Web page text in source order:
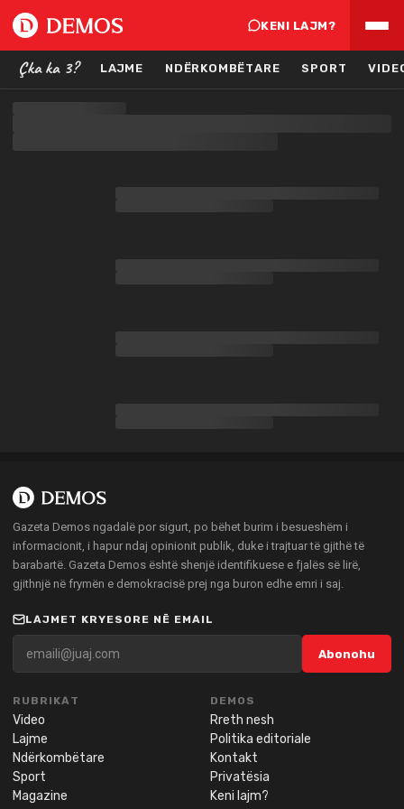
KENI LAJM?
Çka ka 3? LAJME NDËRKOMBËTARE SPORT
Gazeta Demos ngadalë por sigurt, po bëhet burim i besueshëm i
informacionit, i hapur ndaj opinionit publik, duke i trajtuar të gjithë të
barabartë. Gazeta Demos është shenjë identifikuese e fjalës së lirë,
gjithnjë në frymën e demokracisë prej nga buron edhe emri i saj.
LAJMET KRYESORE NË EMAIL
Abonohu
RUBRIKAT
Video
Lajme
Ndërkombëtare
Sport
Magazine
DEMOS
Rreth nesh
Politika editoriale
Kontakt
Privatësia
Keni lajm?